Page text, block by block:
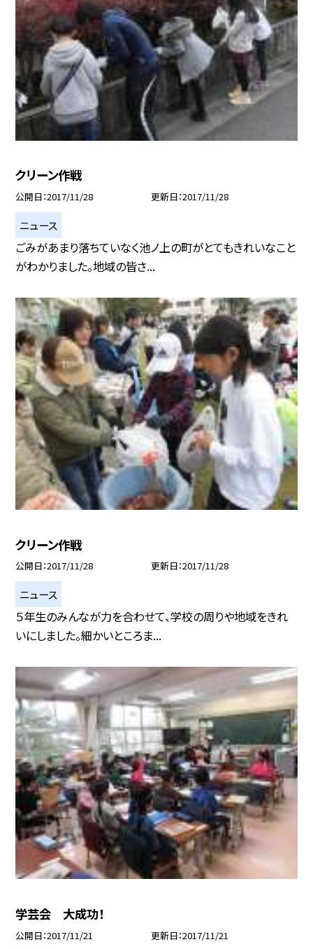
クリーン作戦
公開日 2017/11/28 更新日 2017/11/28
ニュース
ごみがあまり落ちていなく池ノ上の町がとてもきれいなこと
がわかりました。地域の皆さ...
クリーン作戦
公開日 2017/11/28 更新日 2017/11/28
ニュース
５年生のみんなが力を合わせて、学校の周りや地域をきれ
いにしました。細かいところま...
学芸会 大成功！
公開日 2017/11/21 更新日 2017/11/21